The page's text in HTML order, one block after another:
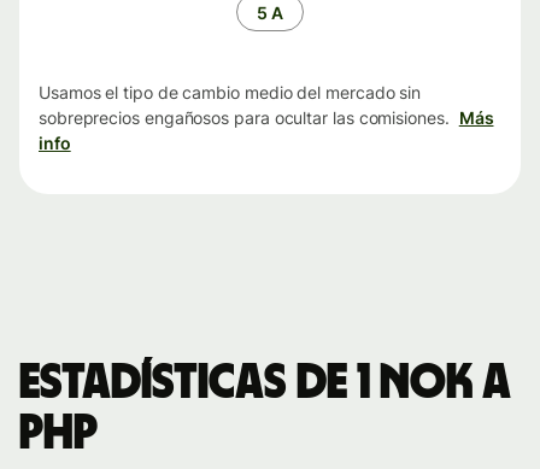
5 A
Usamos el tipo de cambio medio del mercado sin
sobreprecios engañosos para ocultar las comisiones. Más
info
Estadísticas de 1 NOK a
PHP